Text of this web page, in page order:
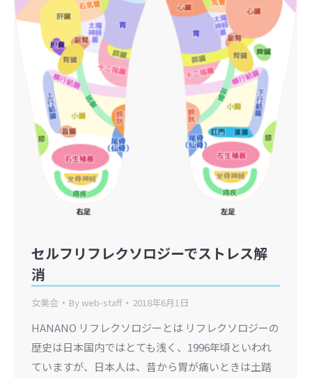
セルフリフレクソロジーでストレス解
消
女美会 Byweb-staff 2018年6月1日
HANANO リフレクソロジーとは リフレクソロジーの
歴史は日本国内ではとても浅く、1996年頃といわれ
ていますが、日本人は、昔から胃が痛いときは土踏